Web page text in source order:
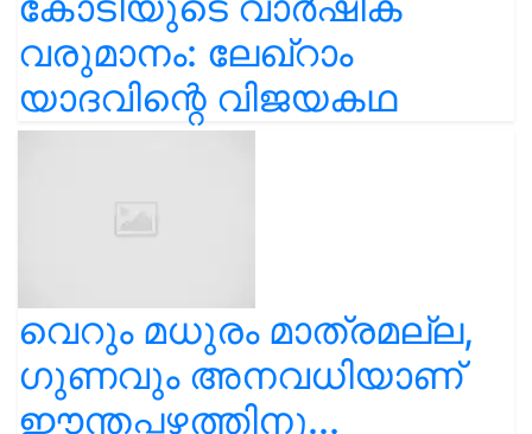
വരുമാനം: ലേഖ്‌റാം
യാദവിന്റെ വിജയകഥ
വെറും മധുരം മാത്രമല്ല,
ഗുണവും അനവധിയാണ്
ഈന്തപ്പഴത്തിനു...